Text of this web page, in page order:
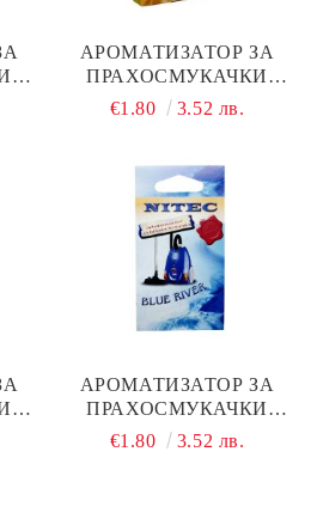
АРОМАТИЗАТОР ЗА
ПРАХОСМУКАЧКИ
NITEC, КОД М42
€1.80 3.52 лв.
АРОМАТИЗАТОР ЗА
ПРАХОСМУКАЧКИ
NITEC, КОД М45
€1.80 3.52 лв.